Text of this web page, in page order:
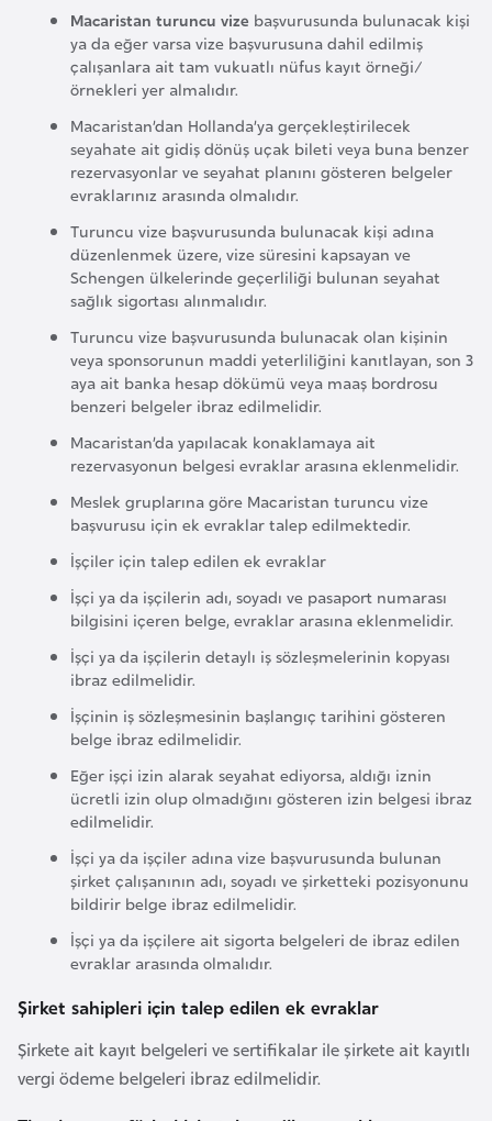
Macaristan turuncu vize başvurusunda bulunacak kişi
ya da eğer varsa vize başvurusuna dahil edilmiş
çalışanlara ait tam vukuatlı nüfus kayıt örneği/
örnekleri yer almalıdır.
Macaristan’dan Hollanda’ya gerçekleştirilecek
seyahate ait gidiş dönüş uçak bileti veya buna benzer
rezervasyonlar ve seyahat planını gösteren belgeler
evraklarınız arasında olmalıdır.
Turuncu vize başvurusunda bulunacak kişi adına
düzenlenmek üzere, vize süresini kapsayan ve
Schengen ülkelerinde geçerliliği bulunan seyahat
sağlık sigortası alınmalıdır.
Turuncu vize başvurusunda bulunacak olan kişinin
veya sponsorunun maddi yeterliliğini kanıtlayan, son 3
aya ait banka hesap dökümü veya maaş bordrosu
benzeri belgeler ibraz edilmelidir.
Macaristan’da yapılacak konaklamaya ait
rezervasyonun belgesi evraklar arasına eklenmelidir.
Meslek gruplarına göre Macaristan turuncu vize
başvurusu için ek evraklar talep edilmektedir.
İşçiler için talep edilen ek evraklar
İşçi ya da işçilerin adı, soyadı ve pasaport numarası
bilgisini içeren belge, evraklar arasına eklenmelidir.
İşçi ya da işçilerin detaylı iş sözleşmelerinin kopyası
ibraz edilmelidir.
İşçinin iş sözleşmesinin başlangıç tarihini gösteren
belge ibraz edilmelidir.
Eğer işçi izin alarak seyahat ediyorsa, aldığı iznin
ücretli izin olup olmadığını gösteren izin belgesi ibraz
edilmelidir.
İşçi ya da işçiler adına vize başvurusunda bulunan
şirket çalışanının adı, soyadı ve şirketteki pozisyonunu
bildirir belge ibraz edilmelidir.
İşçi ya da işçilere ait sigorta belgeleri de ibraz edilen
evraklar arasında olmalıdır.
Şirket sahipleri için talep edilen ek evraklar
Şirkete ait kayıt belgeleri ve sertifikalar ile şirkete ait kayıtlı
vergi ödeme belgeleri ibraz edilmelidir.
b
u
t